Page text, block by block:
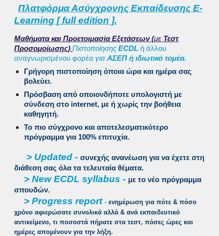
Πλατφόρμα Ασύγχρονης Εκπαίδευσης E-
Learning [full edition ].
Μαθήματα και Προετοιμασία Εξετάσεων (με Τεστ
Προσομοίωσης)Πιστοποίησης ECDL ή άλλου
αναγνωρισμένου φορέα γιαΑΣΕΠ ή ιδιωτικό τομέα.
Γρήγορη πιστοποίηση όποια ώρα και ημέρα σας
βολεύει.
Πρόσβαση από οποιονδήποτε υπολογιστή με
σύνδεση στο internet, με ή χωρίς την βοήθεια
καθηγητή.
Το πιο σύγχρονο και αποτελεσματικότερο
πρόγραμμα για 100% επιτυχία.
> Updated -συνεχής ανανέωση για να έχετε στη
διάθεση σας όλα τα τελευταία θέματα.
> New ECDL syllabus - με το νέο πρόγραμμα
σπουδών.
> Progress report-ενημέρωση για πότε & πόσο
χρόνο αφιερώσατε συνολικά αλλά & ανά εκπαιδευτικό
αντικείμενο, τι ποσοστά πήρατε στα τεστ, πόσες ώρες και
ημέρες απομένουν για την λήξη.